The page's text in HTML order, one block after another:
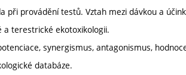
při provádění testů. Vztah mezi dávkou a
a terestrické ekotoxikologii.
synergismus, antagonismus,
databáze.